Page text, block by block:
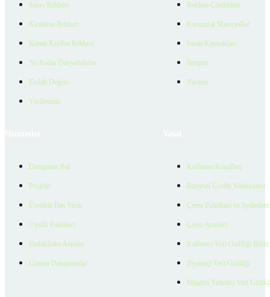
Satıcı Rehberi
Kiralama Rehberi
Konut Kredisi Rehberi
Ne Kadar Ödeyebilirim
Emlak Değeri
Verilerimiz
Reklam Çözümleri
Kurumsal Materyaller
İnsan Kaynakları
İletişim
Yardım
Danışman Bul
Projeler
Ücretsiz İlan Verin
Üyelik Paketleri
EmlakZeka Asistan
Uzman Danışmanlar
Kullanım Koşulları
Bireysel Üyelik Sözleşmesi
Çerez Politikası ve
Çerez Ayarları
Kullanıcı Veri Gizliliği
Ziyaretçi Veri Gizliliği
Müşteri Yetkilisi Veri